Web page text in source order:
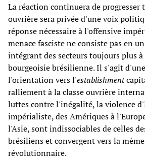
La réaction continuera de progresser
ouvrière sera privée d'une voix
réponse nécessaire à l'offensive
menace fasciste ne consiste pas en
intégrant des secteurs toujours plus
bourgeoisie brésilienne. Il s'agit
l'orientation vers l'establishment
ralliement à la classe ouvrière
luttes contre l'inégalité, la violence
impérialiste, des Amériques à
l'Asie, sont indissociables de celles
brésiliens et convergent vers la
révolutionnaire.